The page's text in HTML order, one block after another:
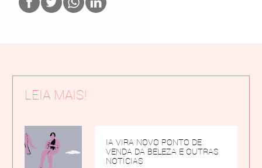
LEIA MAIS!
IA VIRA NOVO PONTO DE
VENDA DA BELEZA E OUTRAS
NOTÍCIAS